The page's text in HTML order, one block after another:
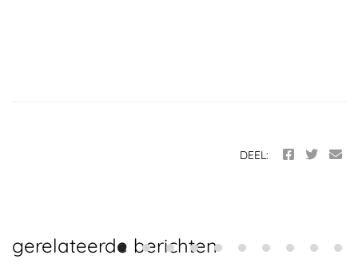
DEEL:
gerelateerde berichten